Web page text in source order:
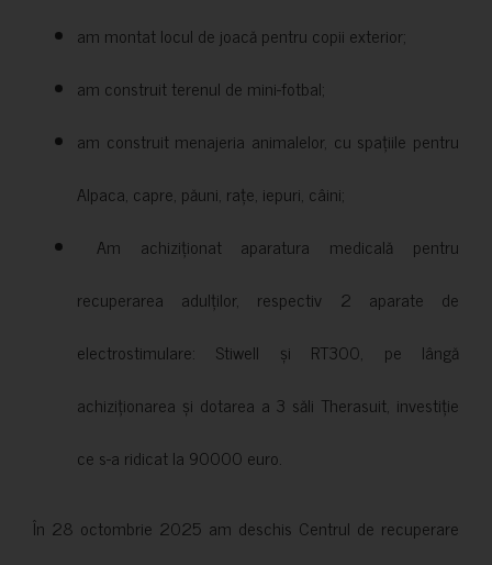
am montat locul de joacă pentru copii exterior;
am construit terenul de mini-fotbal;
am construit menajeria animalelor, cu spațiile pentru
Alpaca, capre, păuni, rațe, iepuri, câini;
Am achiziționat aparatura medicală pentru
recuperarea adulților, respectiv 2 aparate de
electrostimulare: Stiwell și RT300, pe lângă
achiziționarea și dotarea a 3 săli Therasuit, investiție
ce s-a ridicat la 90000 euro.
În 28 octombrie 2025 am deschis Centrul de recuperare